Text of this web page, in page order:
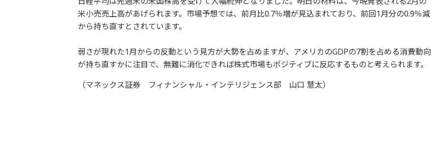
米小売売上高があげられます。市場予想では、前月比0.7％増が見込まれており、前回1月分の0.9％減
から持ち直すとされています。
弱さが現れた1月からの反動という見方が大勢を占めますが、アメリカのGDPの7割を占める消費動向
が持ち直すかに注目で、無難に消化できれば株式市場もポジティブに反応するものと考えられます。
（マネックス証券 フィナンシャル・インテリジェンス部 山口 慧太）